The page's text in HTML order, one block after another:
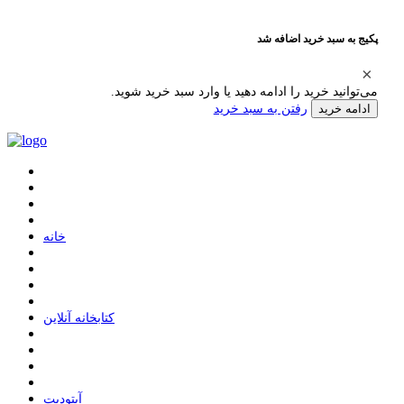
پکیج به سبد خرید اضافه شد
می‌توانید خرید را ادامه دهید یا وارد سبد خرید شوید.
ادامه خرید رفتن به سبد خرید
ﺧﺎﻧﻪ
ﮐﺘﺎﺑﺨﺎﻧﻪ ﺁﻧﻼﯾﻦ
ﺁﭘﺘﻮﺩﯾﺖ